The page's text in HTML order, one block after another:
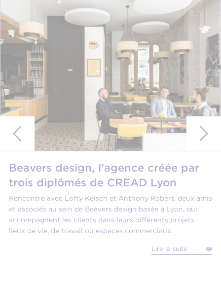
Beavers design, l’agence créée par
trois diplômés de CREAD Lyon
Rencontre avec Lofty Kelsch et Anthony Robert, deux amis
et associés au sein de Beavers design basée à Lyon, qui
accompagnent les clients dans leurs différents projets :
lieux de vie, de travail ou espaces commerciaux.
Lire la suite